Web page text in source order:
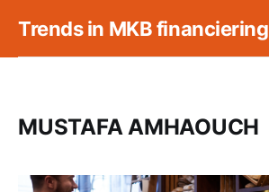
Trends in MKB financiering
MUSTAFA AMHAOUCH